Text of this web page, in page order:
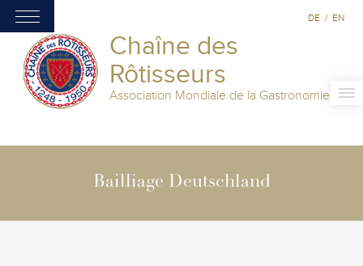
Chaîne des
Rôtisseurs
Association Mondiale de la Gastronomie
DE / EN
Bailliage Deutschland